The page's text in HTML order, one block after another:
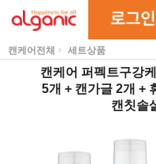
캔케어전체 세트상품
캔케어 퍼펙트구강
5개 + 캔가글 2개 +
캔칫솔